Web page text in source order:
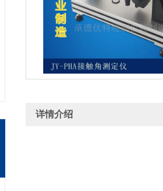
详情介绍